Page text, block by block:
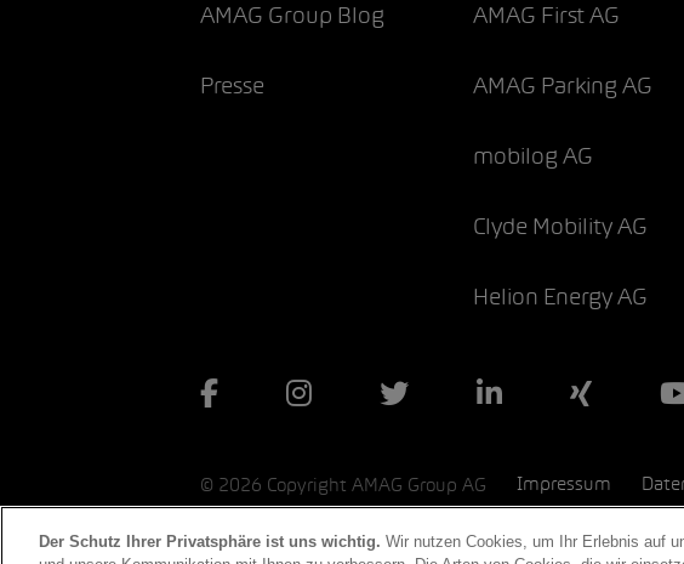
AMAG Group Blog
Presse
AMAG First AG
AMAG Parking AG
mobilog AG
Clyde Mobility AG
Helion Energy AG
© 2026 Copyright AMAG Group AG Impressum
Der Schutz Ihrer Privatsphäre ist uns wichtig. Wir nutzen Cookies, um Ihr Erlebnis auf